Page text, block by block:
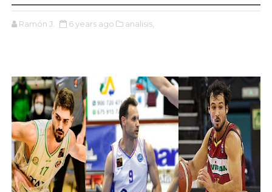
Ramón J. 6 years ago analisis,